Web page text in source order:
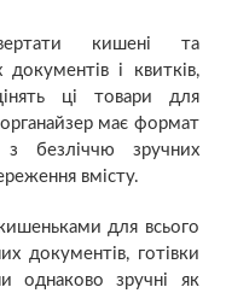
кишені та
і квитків,
ці товари для
має формат
безліччю зручних
вмісту.
для всього
документів, готівки
однаково зручні як